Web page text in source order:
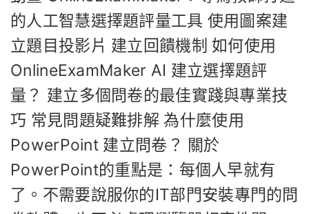
的人工智慧選擇題評量工具 使用圖案建
立題目投影片 建立回饋機制 如何使用
OnlineExamMaker AI 建立選擇題評
量？ 建立多個問卷的最佳實踐與專業技
巧 常見問題疑難排解 為什麼使用
PowerPoint 建立問卷？ 關於
PowerPoint的重點是：每個人早就有
了。不需要說服你的IT部門安裝專門的問